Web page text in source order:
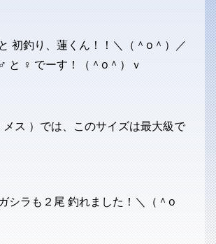
初釣り、蓮くん！！＼（＾o＾）／
と ♀ でーす！（＾o＾）ｖ
メス ）では、このサイズは最大級で
シラも２尾 釣れました！＼（＾o